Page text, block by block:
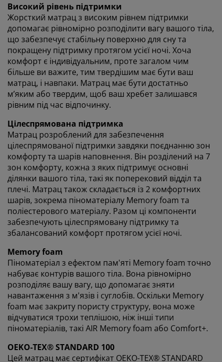
Високий рівень підтримки
Жорсткий матрац з високим рівнем підтримки
допомагає рівномірно розподілити вагу вашого тіла,
що забезпечує стабільну поверхню для сну та
покращену підтримку протягом усієї ночі. Хоча
комфорт є індивідуальним, проте загалом чим
більше ви важите, тим твердішим має бути ваш
матрац, і навпаки. Матрац має бути достатньо
м’яким або твердим, щоб ваш хребет залишався
рівним під час відпочинку.
Цілеспрямована підтримка
Матрац розроблений для забезпечення
цілеспрямованої підтримки завдяки поєднанню зон
комфорту та шарів наповнення. Він розділений на 7
зон комфорту, кожна з яких підтримує основні
ділянки вашого тіла, такі як поперековий відділ та
плечі. Матрац також складається із 2 комфортних
шарів, зокрема піноматеріалу Memory foam та
поліестерового матеріалу. Разом ці компоненти
забезпечують цілеспрямовану підтримку та
збалансований комфорт протягом усієї ночі.
Memory foam
Піноматеріал з ефектом пам'яті Memory foam точно
набуває контурів вашого тіла. Вона рівномірно
розподіляє вашу вагу, що допомагає зняти
навантаження з м'язів і суглобів. Оскільки Memory
foam має закриту пористу структуру, вона може
відчуватися трохи теплішою, ніж інші типи
піноматеріалів, такі AIR Memory foam або Comfort+.
OEKO-TEX® STANDARD 100
Цей матрац має сертифікат OEKO-TEX® STANDARD
відвідування нашого веб-сайту. Файли cookie
збирають інформацію про вас для забезпечення
функціональності, статистики та відповідного
маркетингу.
Коли ви даєте згоду на Маркетингові файли cookie,
ми ділимося вашими даними перегляду з
маркетинговими партнерами (наприклад, Google,
Meta та TikTok) для показу персоналізованої та
статичної реклами. Ви можете дізнатися більше про
натиснувши значок файлу cookie. Натискаючи
кнопку «Прийняти все», ви погоджуєтеся на всі три
цілі. Дізнайтеся більше прозбір та обробку
персональних даних , а також про нашу політику
щодофайлів cookie.